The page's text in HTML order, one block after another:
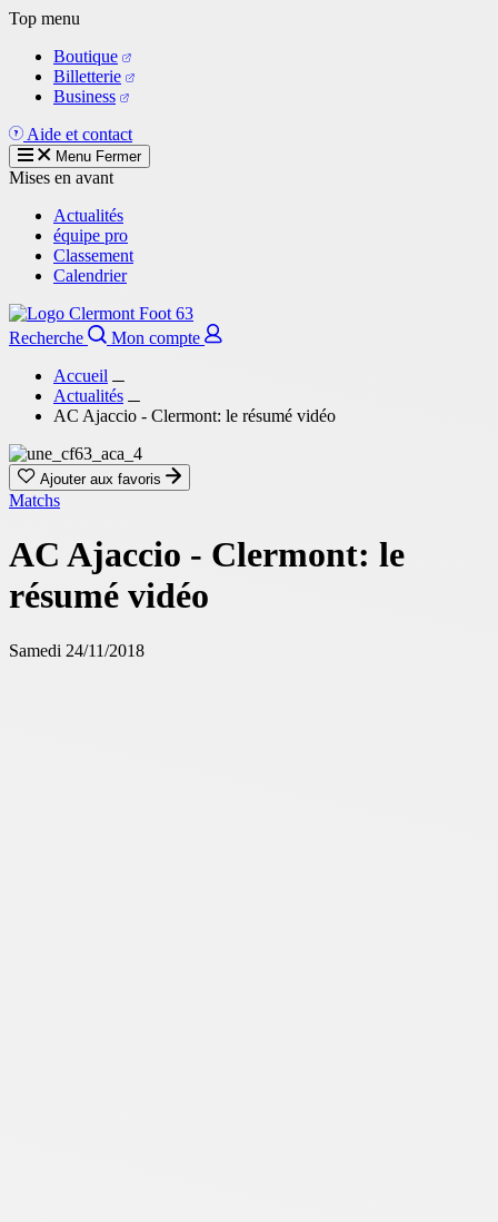
Aller
contenu
principal
Top menu
Boutique
Billetterie
Business
Aide et contact
Menu Fermer
Mises en avant
Actualités
équipe pro
Classement
Calendrier
Recherche
Mon compte
Accueil
Actualités
AC Ajaccio - Clermont: le résumé vidéo
Ajouter aux favoris
Matchs
AC Ajaccio - Clermont: le
résumé vidéo
Samedi 24/11/2018